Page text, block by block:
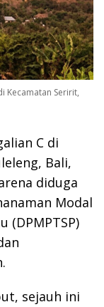
Kecamatan Seririt,
C di
Bali,
diduga
Modal
(DPMPTSP)
sejauh ini